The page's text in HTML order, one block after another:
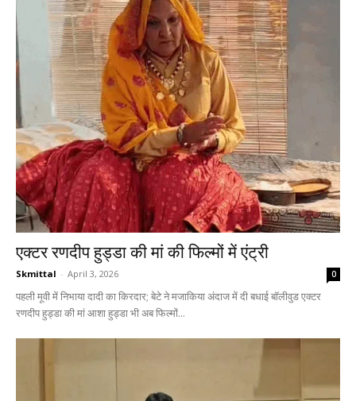
एक्टर रणदीप हुड्डा की मां की फिल्मों में एंट्री
Skmittal - April 3, 2026 0
पहली मूवी में निभाया दादी का किरदार; बेटे ने मजाकिया अंदाज में दी बधाई बॉलीवुड एक्टर
रणदीप हुड्डा की मां आशा हुड्डा भी अब फिल्मों...